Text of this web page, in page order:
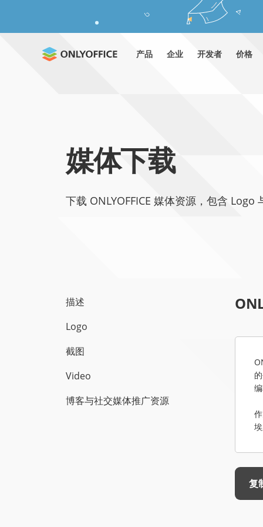
产品 企业 开发者 价格
媒体下载
下载 ONLYOFFICE 媒体资源，包含 Logo
描述
Logo
截图
Video
博客与社交媒体推广资源
复